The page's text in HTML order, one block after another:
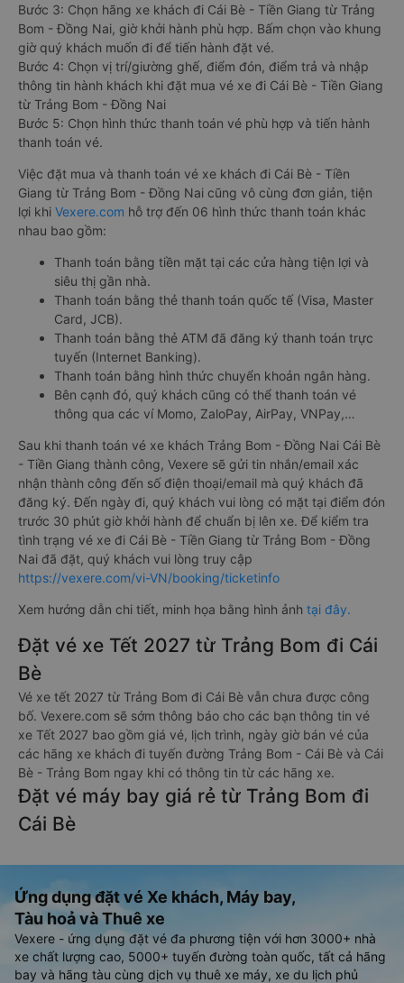
Bước 3: Chọn hãng xe khách đi Cái Bè - Tiền Giang từ Trảng
Bom - Đồng Nai, giờ khởi hành phù hợp. Bấm chọn vào khung
giờ quý khách muốn đi để tiến hành đặt vé.
Bước 4: Chọn vị trí/giường ghế, điểm đón, điểm trả và nhập
thông tin hành khách khi đặt mua vé xe đi Cái Bè - Tiền Giang
từ Trảng Bom - Đồng Nai
Bước 5: Chọn hình thức thanh toán vé phù hợp và tiến hành
thanh toán vé.
Việc đặt mua và thanh toán vé xe khách đi Cái Bè - Tiền
Giang từ Trảng Bom - Đồng Nai cũng vô cùng đơn giản, tiện
lợi khi Vexere.com hỗ trợ đến 06 hình thức thanh toán khác
nhau bao gồm:
Thanh toán bằng tiền mặt tại các cửa hàng tiện lợi và
siêu thị gần nhà.
Thanh toán bằng thẻ thanh toán quốc tế (Visa, Master
Card, JCB).
Thanh toán bằng thẻ ATM đã đăng ký thanh toán trực
tuyến (Internet Banking).
Thanh toán bằng hình thức chuyển khoản ngân hàng.
Bên cạnh đó, quý khách cũng có thể thanh toán vé
thông qua các ví Momo, ZaloPay, AirPay, VNPay,…
Sau khi thanh toán vé xe khách Trảng Bom - Đồng Nai Cái Bè
- Tiền Giang thành công, Vexere sẽ gửi tin nhắn/email xác
nhận thành công đến số điện thoại/email mà quý khách đã
đăng ký. Đến ngày đi, quý khách vui lòng có mặt tại điểm đón
trước 30 phút giờ khởi hành để chuẩn bị lên xe. Để kiểm tra
tình trạng vé xe đi Cái Bè - Tiền Giang từ Trảng Bom - Đồng
Nai đã đặt, quý khách vui lòng truy cập
https://vexere.com/vi-VN/booking/ticketinfo
Xem hướng dẫn chi tiết, minh họa bằng hình ảnh tại đây.
Đặt vé xe Tết 2027 từ Trảng Bom đi Cái
Bè
Vé xe tết 2027 từ Trảng Bom đi Cái Bè vẫn chưa được công
bố. Vexere.com sẽ sớm thông báo cho các bạn thông tin vé
xe Tết 2027 bao gồm giá vé, lịch trình, ngày giờ bán vé của
các hãng xe khách đi tuyến đường Trảng Bom - Cái Bè và Cái
Bè - Trảng Bom ngay khi có thông tin từ các hãng xe.
Đặt vé máy bay giá rẻ từ Trảng Bom đi
Cái Bè
Ứng dụng đặt vé Xe khách, Máy bay,
Tàu hoả và Thuê xe
Vexere - ứng dụng đặt vé đa phương tiện với hơn 3000+ nhà
xe chất lượng cao, 5000+ tuyến đường toàn quốc, tất cả hãng
bay và hãng tàu cùng dịch vụ thuê xe máy, xe du lịch phủ